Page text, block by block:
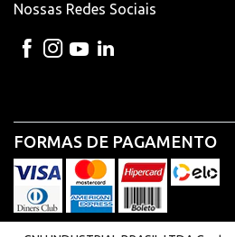
Nossas Redes Sociais
FORMAS DE PAGAMENTO